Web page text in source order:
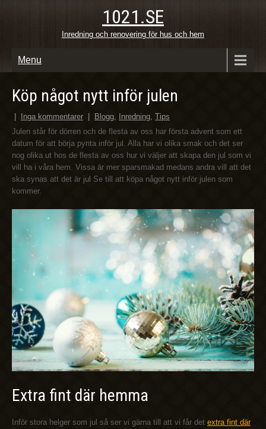
1021.SE
Inredning och renovering för hus och hem
Menu
Köp något nytt inför julen
Inga kommentarer Blogg, Inredning, Tips
Julen står för dörren och de flesta av oss har första advent som ett
datum för att börja pynta inför jul. Alla har vi olika smak och det ser
nog olika ut hos de flesta av oss hur vi väljer att skapa den jul som vi
vill ha i våra hem. Vissa är mer sparsmakad medans andra vill att det
ska synas att det är jul Se till att köpa något nytt inför julen som
kommer.
Extra fint där hemma
Inför stora helger som jul så ser vi gärna till att vi får det extra fint där